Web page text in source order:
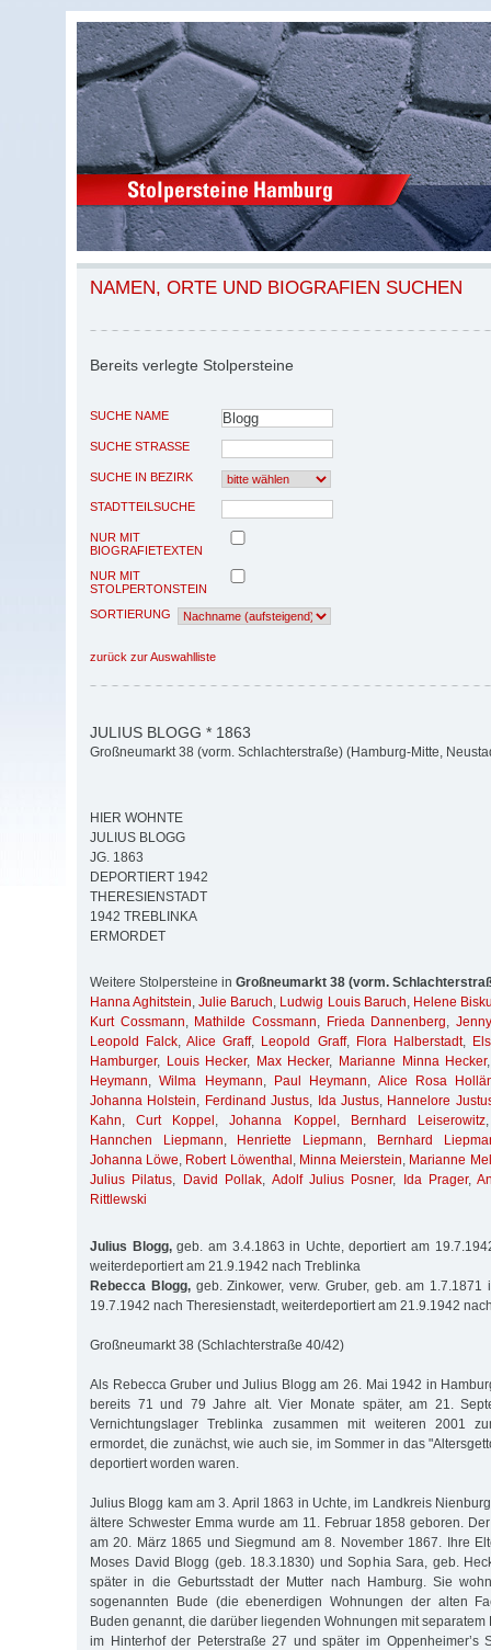
NAMEN, ORTE UND BIOGRAFIEN SUCHEN
Bereits verlegte Stolpersteine
SUCHE NAME
SUCHE STRASSE
SUCHE IN BEZIRK
STADTTEILSUCHE
NUR MIT
BIOGRAFIETEXTEN
NUR MIT
STOLPERTONSTEIN
SORTIERUNG
zurück zur Auswahlliste
JULIUS BLOGG * 1863
Großneumarkt 38 (vorm. Schlachterstraße) (Hamburg-Mitte,
HIER WOHNTE
JULIUS BLOGG
JG. 1863
DEPORTIERT 1942
THERESIENSTADT
1942 TREBLINKA
ERMORDET
Weitere Stolpersteine in Großneumarkt 38 (vorm.
Hanna Aghitstein,Julie Baruch, Ludwig Louis Baruch, Helene
Kurt Cossmann, Mathilde Cossmann, Frieda Dannenberg,
Leopold Falck,Alice Graff, Leopold Graff, Flora Halberstadt,
Hamburger, Louis Hecker, Max Hecker, Marianne Minna Hecker
Heymann,Wilma Heymann, Paul Heymann, Alice Rosa
Johanna Holstein, Ferdinand Justus, Ida Justus, Hannelore
Kahn,Curt Koppel ,Johanna Koppel , Bernhard Leiserowitz
Hannchen Liepmann, Henriette Liepmann,
Bernhard
Johanna Löwe, Robert Löwenthal , Minna Meierstein, Marianne
Julius Pilatus, David Pollak, Adolf Julius Posner, Ida Prager,
Rittlewski
Julius Blogg,geb. am 3.4.1863 in Uchte, deportiert am
weiterdeportiert am 21.9.1942 nach Treblinka
Rebecca Blogg,geb. Zinkower, verw. Gruber, geb. am 1.7.1871
19.7.1942 nach Theresienstadt, weiterdeportiert am 21.9.1942
Großneumarkt 38 (Schlachterstraße 40/42)
Als Rebecca Gruber und Julius Blogg am 26. Mai 1942 in
bereits 71 und 79 Jahre alt. Vier Monate später, am 21.
Vernichtungslager Treblinka zusammen mit weiteren 2001
ermordet, die zunächst, wie auch sie, im Sommer in das
deportiert worden waren.
Julius Blogg kam am 3. April 1863 in Uchte, im Landkreis
ältere Schwester Emma wurde am 11. Februar 1858 geboren.
am 20. März 1865 und Siegmund am 8. November 1867. Ihre
Moses David Blogg (geb. 18.3.1830) und Sophia Sara, geb.
später in die Geburtsstadt der Mutter nach Hamburg. Sie
sogenannten Bude (die ebenerdigen Wohnungen der alten
Buden genannt, die darüber liegenden Wohnungen mit
im Hinterhof der Peterstraße 27 und später im Oppenheimer’s